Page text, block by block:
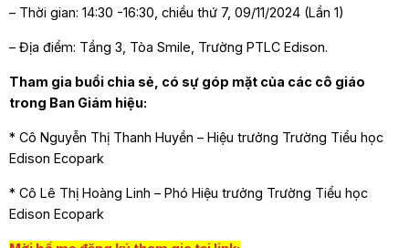
– Thời gian: 14:30 -16:30, chiều thứ 7, 09/11/2024 (Lần 1)
– Địa điểm: Tầng 3, Tòa Smile, Trường PTLC Edison.
Tham gia buổi chia sẻ, có sự góp mặt của các cô giáo
trong Ban Giám hiệu:
* Cô Nguyễn Thị Thanh Huyền – Hiệu trưởng Trường Tiểu học
Edison Ecopark
* Cô Lê Thị Hoàng Linh – Phó Hiệu trưởng Trường Tiểu học
Edison Ecopark